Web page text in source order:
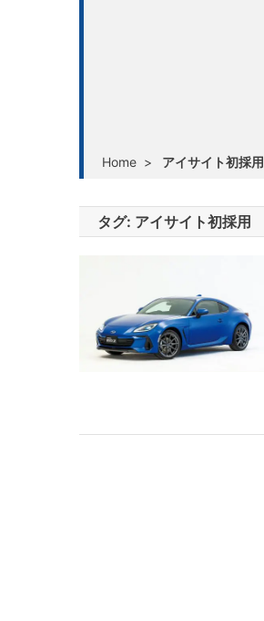
Home > アイサイト初採用
タグ: アイサイト初採用